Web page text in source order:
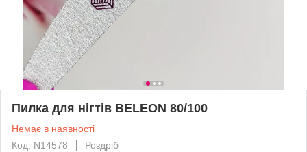
Пилка для нігтів BELEON 80/100
Немає в наявності
Код: N14578
Роздріб